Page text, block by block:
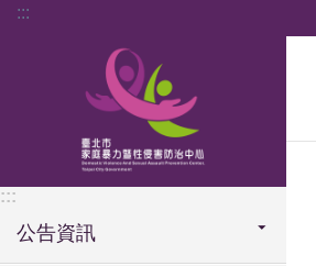
跳到主要內容區塊
:::
:::
公告資訊